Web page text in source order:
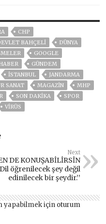
CHP
BAHÇELİ
DÜNYA
GOOGLE
GÜNDEM
ISTANBUL
JANDARMA
SANAT MAGAZİN
MHP
SON DAKIKA
SPOR
VIRÜS
Next
DE KONUŞABİLİRSİN
öğrenilecek şey değil
edinilecek bir şeydir.’’
yapabilmek için oturum